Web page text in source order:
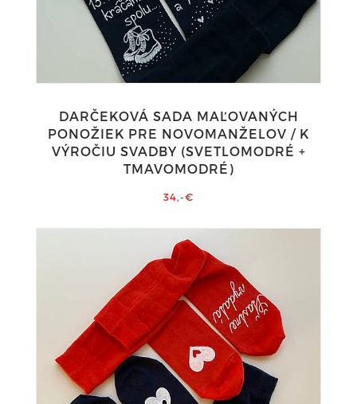
DARČEKOVÁ SADA MAĽOVANÝCH
PONOŽIEK PRE NOVOMANŽELOV / K
VÝROČIU SVADBY (SVETLOMODRÉ +
TMAVOMODRÉ)
34,-€